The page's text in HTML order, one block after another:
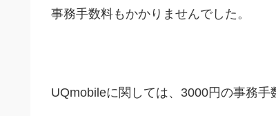
事務手数料もかかりませんでした。
UQmobileに関しては、3000円の事務手